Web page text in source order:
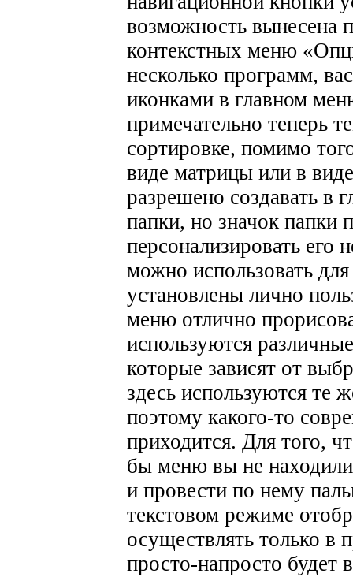
возможность вынесена
контекстных меню
несколько программ,
иконками в главном
примечательно теперь
сортировке, помимо
виде матрицы или в
разрешено создавать в
папки, но значок папки
персонализировать его
можно использовать
установлены лично
меню отлично
используются
которые зависят от
здесь используются те
поэтому какого-то
приходится. Для того,
бы меню вы не
и провести по нему
текстовом режиме
осуществлять только в
просто-напросто будет